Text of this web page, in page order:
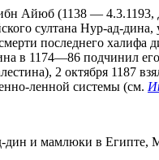
Айюб (1138 — 4.3.1193,
султана Нур-ад-
последнего халифа
в 1174—86 подчинил
2 октября 1187
ленной системы (см.
и мамлюки в Египте,